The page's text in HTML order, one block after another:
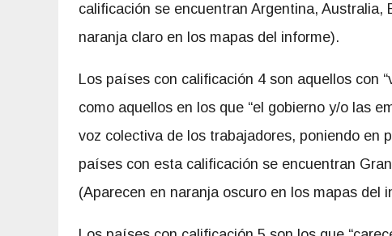
calificación se encuentran Argentina, Australia,
naranja claro en los mapas del informe).
Los países con calificación 4 son aquellos con
como aquellos en los que “el gobierno y/o las
voz colectiva de los trabajadores, poniendo en
países con esta calificación se encuentran
(Aparecen en naranja oscuro en los mapas del